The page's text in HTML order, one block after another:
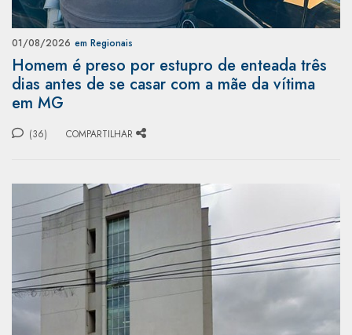
01/08/2026 em Regionais
Homem é preso por estupro de enteada três
dias antes de se casar com a mãe da vítima
em MG
(36) COMPARTILHAR